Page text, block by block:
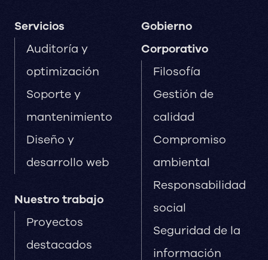
Servicios
Auditoría y
optimización
Soporte y
mantenimiento
Diseño y
desarrollo web
Nuestro trabajo
Proyectos
destacados
Gobierno
Corporativo
Filosofía
Gestión de
calidad
Compromiso
ambiental
Responsabilidad
social
Seguridad de la
información